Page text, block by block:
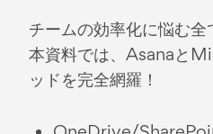
チームの効率化に悩む
本資料では、Asanaと
ッドを完全網羅！